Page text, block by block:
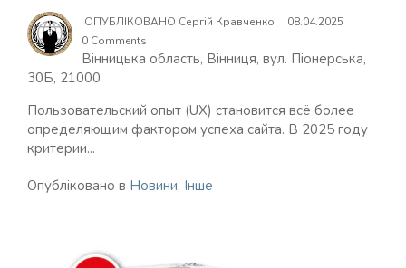
ОПУБЛІКОВАНО Сергій Кравченко
08.04.2025
0 Comments
Вінницька область, Вінниця, вул. Піонерська,
30Б, 21000
Пользовательский опыт (UX) становится всё более
определяющим фактором успеха сайта. В 2025 году
критерии...
Опубліковано в Новини, Інше